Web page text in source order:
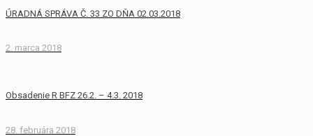
ÚRADNÁ SPRÁVA Č. 33 ZO DŇA 02.03.2018
2. marca 2018
Obsadenie R BFZ 26.2. – 4.3. 2018
28. februára 2018